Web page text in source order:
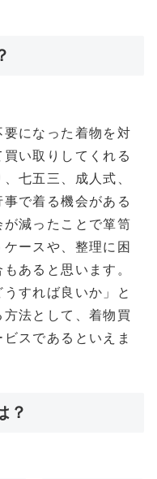
になった着物を対
い取りしてくれる
七五三、成人式、
で着る機会がある
減ったことで箪笥
ースや、整理に困
あると思います。
すれば良いか」と
法として、着物買
スであるといえま
？